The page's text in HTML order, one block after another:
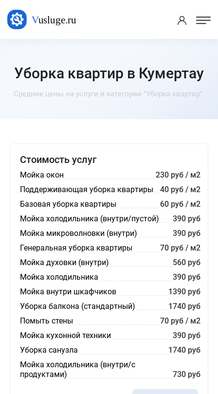
Уборка квартир в Кумертау
Средние цены на услуги в категории "Уборка квартир".
Стоимость услуг
Мойка окон
230 руб / м2
Поддерживающая уборка квартиры
40 руб / м2
Базовая уборка квартиры
60 руб / м2
Мойка холодильника (внутри/пустой)
390 руб
Мойка микроволновки (внутри)
390 руб
Генеральная уборка квартиры
70 руб / м2
Мойка духовки (внутри)
560 руб
Мойка холодильника
390 руб
Мойка внутри шкафчиков
1390 руб
Уборка балкона (стандартный)
1740 руб
Помыть стены
70 руб / м2
Мойка кухонной техники
390 руб
Уборка санузла
1740 руб
Мойка холодильника (внутри/с
продуктами)
730 руб